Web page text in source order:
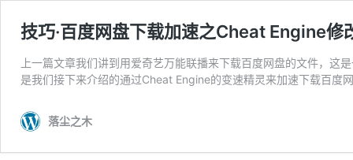
技巧·百度网盘下载加速之Cheat Engine修
上一篇文章我们讲到用爱奇艺万能联播来下载百度网盘的文件，这
是我们接下来介绍的通过Cheat Engine的变速精灵来加速下载百
落尘之木